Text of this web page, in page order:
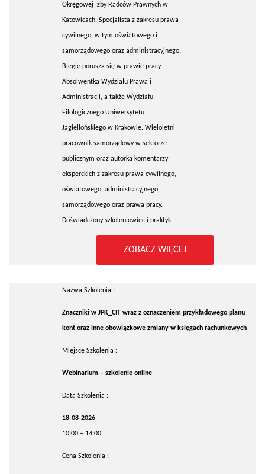
Okręgowej Izby Radców Prawnych w
Katowicach. Specjalista z zakresu prawa
cywilnego, w tym oświatowego i
samorządowego oraz administracyjnego.
Biegle porusza się w prawie pracy.
Absolwentka Wydziału Prawa i
Administracji, a także Wydziału
Filologicznego Uniwersytetu
Jagiellońskiego w Krakowie. Wieloletni
pracownik samorządowy w sektorze
publicznym oraz autorka komentarzy
eksperckich z zakresu prawa cywilnego,
oświatowego, administracyjnego,
samorządowego oraz prawa pracy.
Doświadczony szkoleniowiec i praktyk.
ZOBACZ WIĘCEJ
Nazwa Szkolenia :
Znaczniki w JPK_CIT wraz z oznaczeniem przykładowego planu
kont oraz inne obowiązkowe zmiany w księgach rachunkowych
Miejsce Szkolenia :
Webinarium – szkolenie online
Data Szkolenia :
18-08-2026
10:00 – 14:00
Cena Szkolenia :